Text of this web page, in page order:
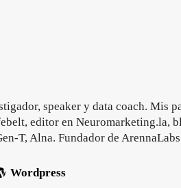
speaker y data coach. Mis
editor en Neuromarketing.la,
T, Alna. Fundador de
Wordpress